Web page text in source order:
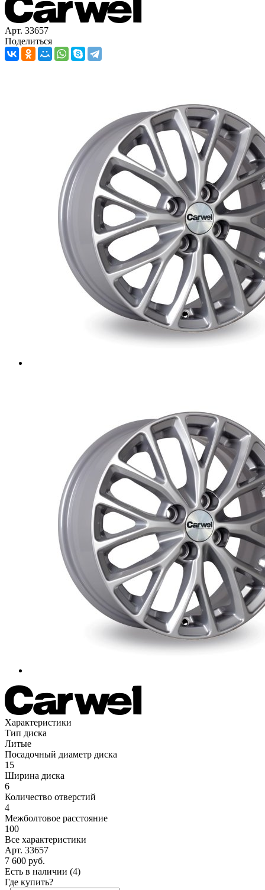
Арт. 33657
Поделиться
Характеристики
Тип диска
Литые
Посадочный диаметр диска
15
Ширина диска
6
Количество отверстий
4
Межболтовое расстояние
100
Все характеристики
Арт. 33657
7 600 руб.
Есть в наличии (4)
Где купить?